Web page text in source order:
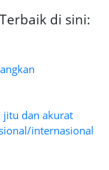
di sini:
jitu dan akurat
internasional